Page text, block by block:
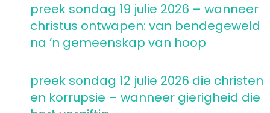
preek sondag 19 julie 2026 – wanneer
christus ontwapen: van bendegeweld
na ’n gemeenskap van hoop
preek sondag 12 julie 2026 die christen
en korrupsie – wanneer gierigheid die